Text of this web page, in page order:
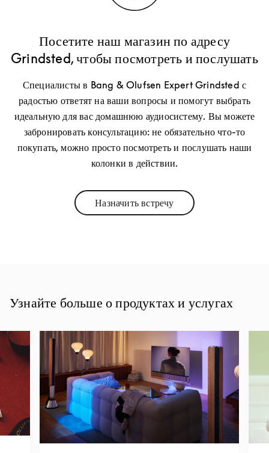
Посетите наш магазин по адресу
Grindsted, чтобы посмотреть и послушать
Специалисты в Bang & Olufsen Expert Grindsted с
радостью ответят на ваши вопросы и помогут выбрать
идеальную для вас домашнюю аудиосистему. Вы можете
забронировать консультацию: не обязательно что-то
покупать, можно просто посмотреть и послушать наши
колонки в действии.
Назначить встречуLink Opens in New Tab
Узнайте больше о продуктах и услугах